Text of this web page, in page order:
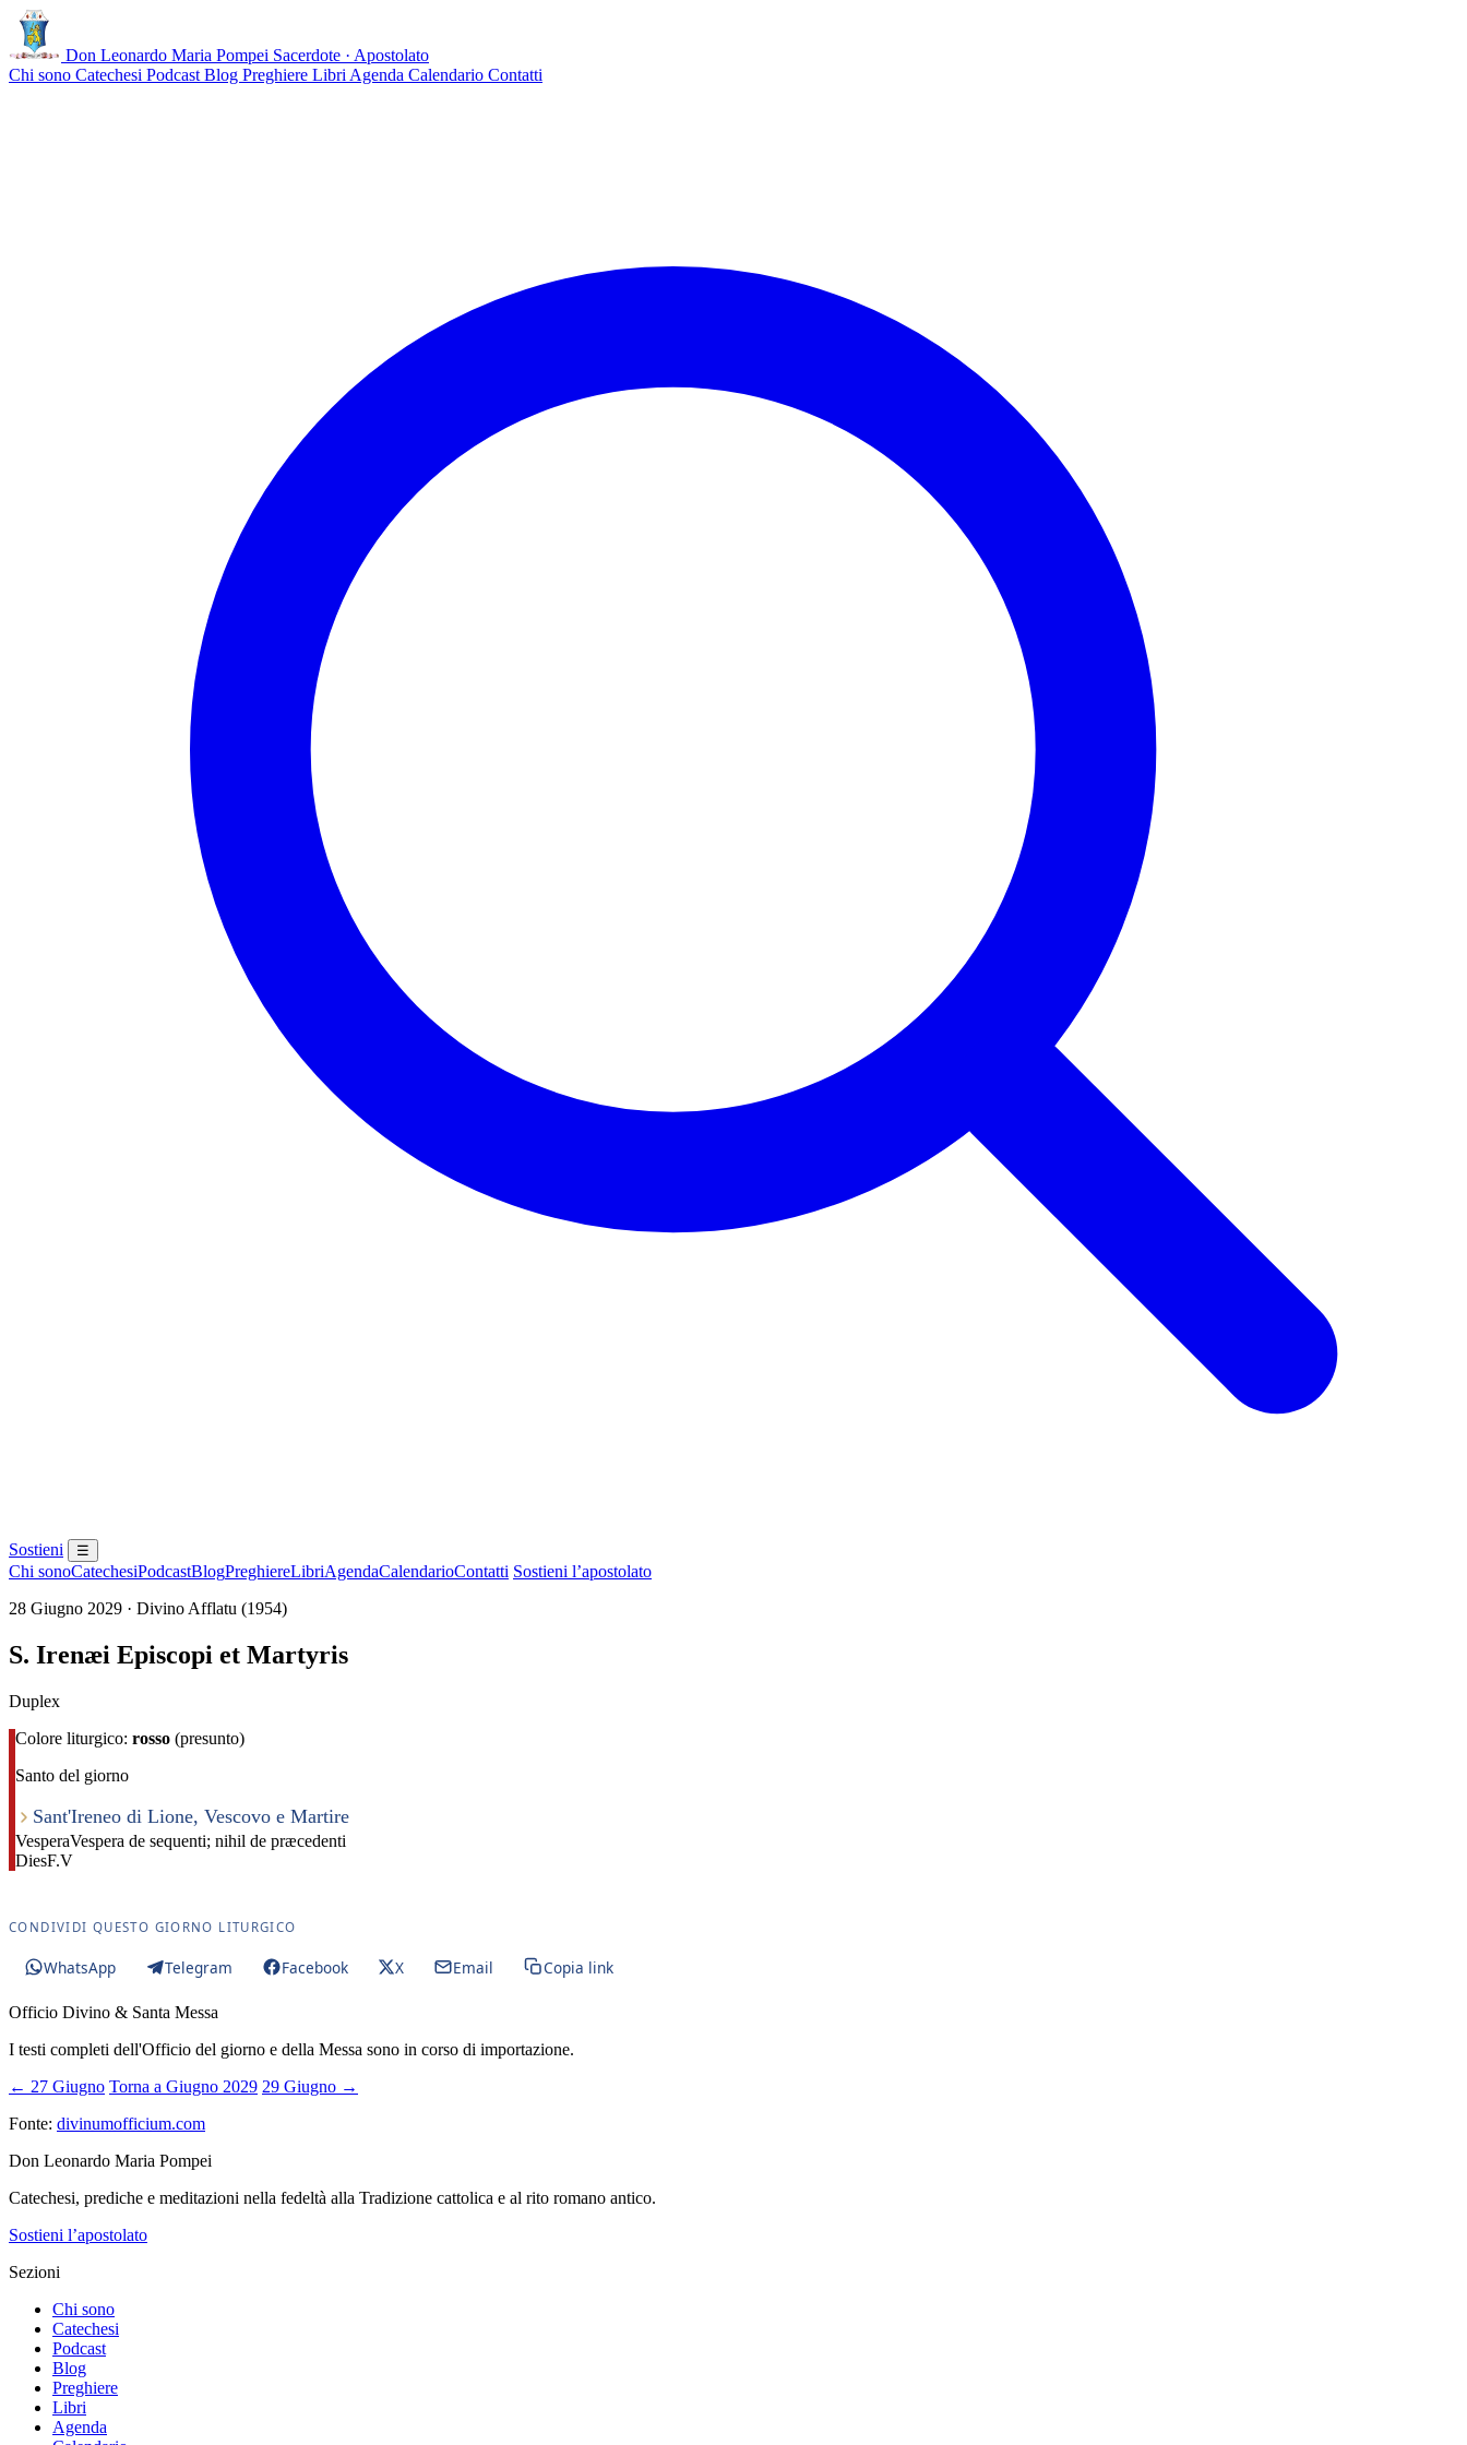
Don Leonardo Maria Pompei Sacerdote · Apostolato
Chi sono Catechesi Podcast Blog Preghiere Libri Agenda Calendario Contatti
Sostieni ☰
Chi sonoCatechesiPodcastBlogPreghiereLibriAgendaCalendarioContatti Sostieni l’apostolato
28 Giugno 2029 · Divino Afflatu (1954)
S. Irenæi Episcopi et Martyris
Duplex
Colore liturgico: rosso (presunto)
Santo del giorno
Sant'Ireneo di Lione, Vescovo e Martire
VesperaVespera de sequenti; nihil de præcedenti
DiesF.V
CONDIVIDI QUESTO GIORNO LITURGICO
WhatsApp Telegram Facebook X Email Copia link
Officio Divino & Santa Messa
I testi completi dell'Officio del giorno e della Messa sono in corso di importazione.
← 27 Giugno Torna a Giugno 2029 29 Giugno →
Fonte: divinumofficium.com
Don Leonardo Maria Pompei
Catechesi, prediche e meditazioni nella fedeltà alla Tradizione cattolica e al rito romano antico.
Sostieni l’apostolato
Sezioni
Chi sono
Catechesi
Podcast
Blog
Preghiere
Libri
Agenda